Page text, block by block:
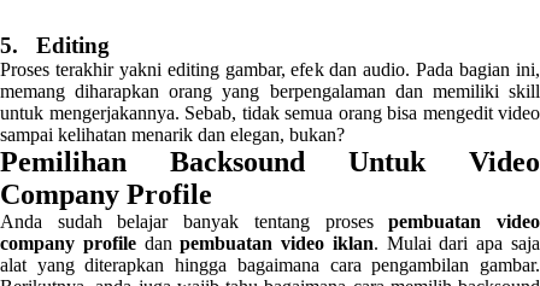
5. Editing
Proses terakhir yakni editing gambar, efek dan audio. Pada bagian ini,
memang diharapkan orang yang berpengalaman dan memiliki skill
untuk mengerjakannya. Sebab, tidak semua orang bisa mengedit video
sampai kelihatan menarik dan elegan, bukan?
Pemilihan Backsound Untuk Video
Company Profile
Anda sudah belajar banyak tentang prosespembuatan video
company profiledanpembuatan video iklan. Mulai dari apa saja
alat yang diterapkan hingga bagaimana cara pengambilan gambar.